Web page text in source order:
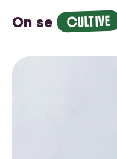
On se CULTIVE